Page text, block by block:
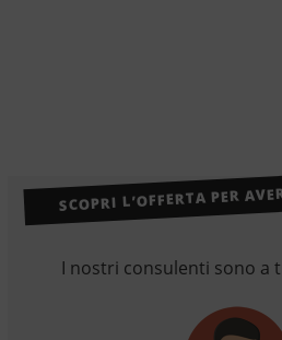
SCOPRI L’OFFERTA PER
I nostri consulenti sono a